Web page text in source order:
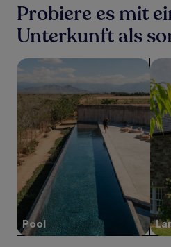
24 Stunden
für
einen
mit
von
2 Erwachsenen
gefunden
wurde.
Preise
und
Verfügbarkeiten
können
sich
ändern.
können
zusätzliche
Probiere es mit
Unterkunft als
Pool
Suche nach Unterkünften mit